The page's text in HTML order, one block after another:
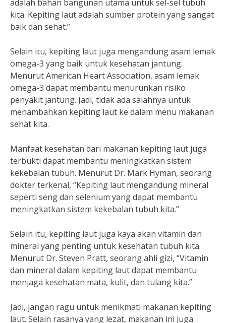
adalah bahan bangunan utama untuk sel-sel tubuh
kita. Kepiting laut adalah sumber protein yang sangat
baik dan sehat.”
Selain itu, kepiting laut juga mengandung asam lemak
omega-3 yang baik untuk kesehatan jantung.
Menurut American Heart Association, asam lemak
omega-3 dapat membantu menurunkan risiko
penyakit jantung. Jadi, tidak ada salahnya untuk
menambahkan kepiting laut ke dalam menu makanan
sehat kita.
Manfaat kesehatan dari makanan kepiting laut juga
terbukti dapat membantu meningkatkan sistem
kekebalan tubuh. Menurut Dr. Mark Hyman, seorang
dokter terkenal, “Kepiting laut mengandung mineral
seperti seng dan selenium yang dapat membantu
meningkatkan sistem kekebalan tubuh kita.”
Selain itu, kepiting laut juga kaya akan vitamin dan
mineral yang penting untuk kesehatan tubuh kita.
Menurut Dr. Steven Pratt, seorang ahli gizi, “Vitamin
dan mineral dalam kepiting laut dapat membantu
menjaga kesehatan mata, kulit, dan tulang kita.”
Jadi, jangan ragu untuk menikmati makanan kepiting
laut. Selain rasanya yang lezat, makanan ini juga